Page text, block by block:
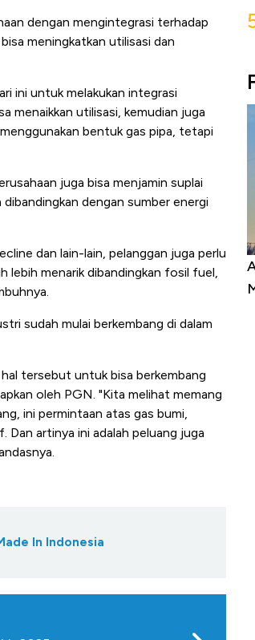
dengan mengintegrasi terhadap
meningkatkan utilisasi dan
ini untuk melakukan integrasi
utilisasi, kemudian juga
bentuk gas pipa, tetapi
juga bisa menjamin suplai
dengan sumber energi
dan lain-lain, pelanggan juga perlu
lebih menarik dibandingkan fosil fuel,
sudah mulai berkembang di dalam
tersebut untuk bisa berkembang
oleh PGN. "Kita melihat memang
ini permintaan atas gas bumi,
Dan artinya ini adalah peluang juga
In Indonesia
Harga
Berbahaya
Adu Panas Kinerja
Mana yang